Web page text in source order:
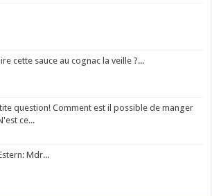
cette sauce au cognac la veille ?...
question! Comment est il possible de manger
ce...
Mdr...